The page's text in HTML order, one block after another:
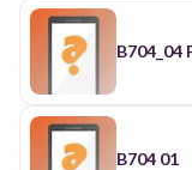
B704_04
B704 01